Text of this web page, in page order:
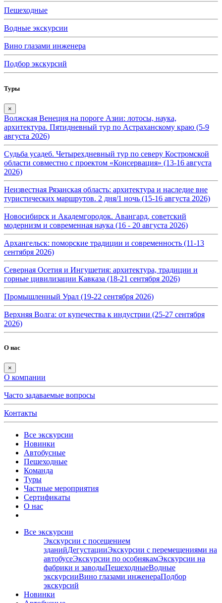
Пешеходные
Водные экскурсии
Вино глазами инженера
Подбор экскурсий
Туры
×
Волжская Венеция на пороге Азии: лотосы, наука,
архитектура. Пятидневный тур по Астраханскому краю (5-9
августа 2026)
Судьба усадеб. Четырехдневный тур по северу Костромской
области совместно с проектом «Консервация» (13-16 августа
2026)
Неизвестная Рязанская область: архитектура и наследие вне
туристических маршрутов. 2 дня/1 ночь (15-16 августа 2026)
Новосибирск и Академгородок. Авангард, советский
модернизм и современная наука (16 - 20 августа 2026)
Архангельск: поморские традиции и современность (11-13
сентября 2026)
Северная Осетия и Ингушетия: архитектура, традиции и
горные цивилизации Кавказа (18-21 сентября 2026)
Промышленный Урал (19-22 сентября 2026)
Верхняя Волга: от купечества к индустрии (25-27 сентября
2026)
О нас
×
О компании
Часто задаваемые вопросы
Контакты
Все экскурсии
Новинки
Автобусные
Пешеходные
Команда
Туры
Частные мероприятия
Сертификаты
О нас
Все экскурсии
Экскурсии с посещением
зданийДегустацииЭкскурсии с перемещениями на
автобусеЭкскурсии по особнякамЭкскурсии на
фабрики и заводыПешеходныеВодные
экскурсииВино глазами инженераПодбор
экскурсий
Новинки